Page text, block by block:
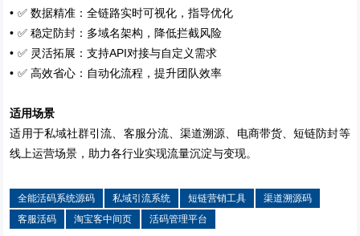
• ✅数据精准：全链路实时可视化，指导优化
• ✅稳定防封：多域名架构，降低拦截风险
• ✅ 灵活拓展：支持API对接与自定义需求
• ✅高效省心：自动化流程，提升团队效率
适用场景
适用于私域社群引流、客服分流、渠道溯源、电商带货、短链防封等
线上运营场景，助力各行业实现流量沉淀与变现。
全能活码系统源码 私域引流系统 短链营销工具
渠道溯源码
客服活码
淘宝客中间页 活码管理平台